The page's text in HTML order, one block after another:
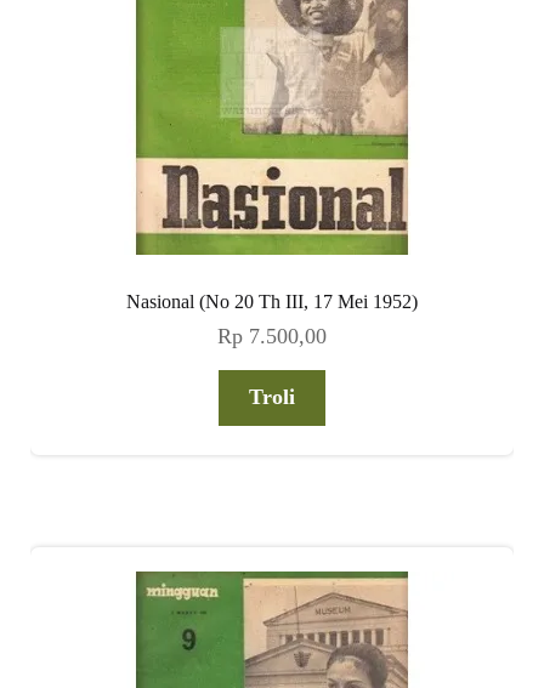
Nasional (No 20 Th III, 17 Mei 1952)
Rp 7.500,00
Troli